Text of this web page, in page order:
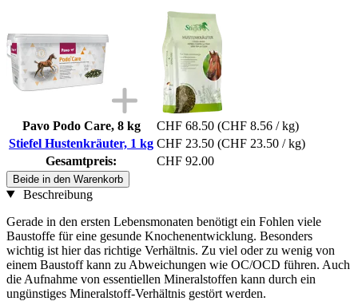
Pavo Podo Care, 8 kg CHF 68.50 (CHF 8.56 / kg)
Stiefel Hustenkräuter, 1 kg CHF 23.50 (CHF 23.50 / kg)
Gesamtpreis:
CHF 92.00
Beide in den Warenkorb
Beschreibung
Gerade in den ersten Lebensmonaten benötigt ein Fohlen viele
Baustoffe für eine gesunde Knochenentwicklung. Besonders
wichtig ist hier das richtige Verhältnis. Zu viel oder zu wenig von
einem Baustoff kann zu Abweichungen wie OC/OCD führen. Auch
die Aufnahme von essentiellen Mineralstoffen kann durch ein
ungünstiges Mineralstoff-Verhältnis gestört werden.